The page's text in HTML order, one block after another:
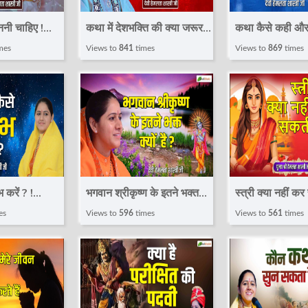
चाहिए !
JI
कथा में देशभक्ति की क्या जरूरत
? ! Pravachan ! Devi
Hemlata Shastri JI
Views to841 times
कथा कैसे कही और
? ! Pravachan !
Hemlata
Views to 869times
करें ? !
JI
भगवान श्रीकृष्ण के इतने भक्त
क्यों है ? ! Pravachan ! Devi
Hemlata Shastri JI
Views to596 times
स्त्री क्या नहीं
Pravachan !
Hemlata
Views to 561 times